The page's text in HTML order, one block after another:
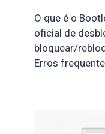
O que é o
oficial de
bloquear/
Erros